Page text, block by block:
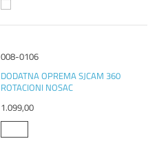
008-0106
DODATNA OPREMA SJCAM 360
ROTACIONI NOSAC
1.099,00